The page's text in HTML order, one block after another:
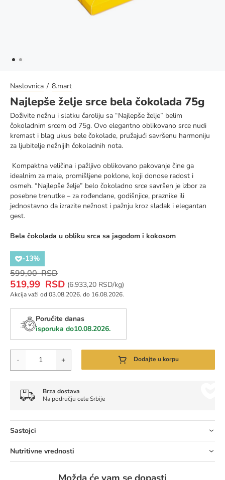
Naslovnica 8.mart
Najlepše želje srce bela čokolada 75g
Doživite nežnu i slatku čaroliju sa “Najlepše želje” belim
čokoladnim srcem od 75g. Ovo elegantno oblikovano srce nudi
kremast i blag ukus bele čokolade, pružajući savršenu harmoniju
za ljubitelje nežnijih čokoladnih nota.
Kompaktna veličina i pažljivo oblikovano pakovanje čine ga
idealnim za male, promišljene poklone, koji donose radost i
osmeh. “Najlepše želje” belo čokoladno srce savršen je izbor za
posebne trenutke – za rođendane, godišnjice, praznike ili
jednostavno da izrazite nežnost i pažnju kroz sladak i elegantan
gest.
Bela čokolada u obliku srca sa jagodom i kokosom
Special
Price
519,99 RSD
Regular
Price
599,00 RSD
(Cena za jedinicu mere:
6.933,20 RSD/kg)
-13%
Akcija važi od 03.08.2026. do 16.08.2026.
Poručite danas
isporuka do10.08.2026.
- + Dodajte u korpu
Brza dostava
Na području cele Srbije
Sastojci
Nutritivne vrednosti